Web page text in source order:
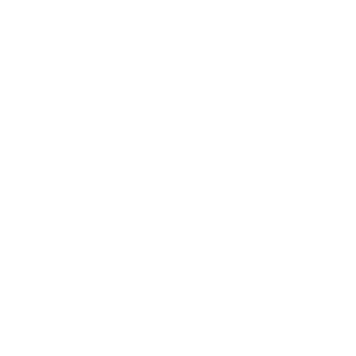
Medien anbieten zu
unserer
diese Informationen
Nutzung der
wie zum
Diese Cookies
ändern, wie die
der Sie sich befinden.